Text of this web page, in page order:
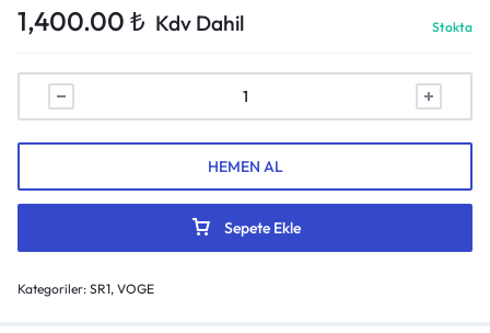
1,400.00 ₺ Kdv Dahil Stokta
Sepete Ekle
HEMEN AL
Kategoriler: SR1, VOGE